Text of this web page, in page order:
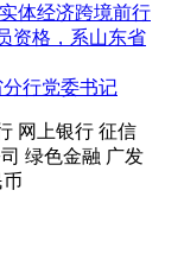
体经济跨境前行
资格，系山东省
行党委书记
网上银行 征信
绿色金融 广发